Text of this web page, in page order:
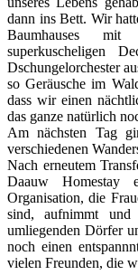
dann ins Bett. Wir
Baumhauses
superkuscheligen
Dschungelorchester
so Geräusche im
dass wir einen
das ganze natürlich
Am nächsten Tag
verschiedenen
Nach erneutem
Daauw Homestay
Organisation, die
sind, aufnimmt und
umliegenden Dörfer
noch einen
vielen Freunden, die